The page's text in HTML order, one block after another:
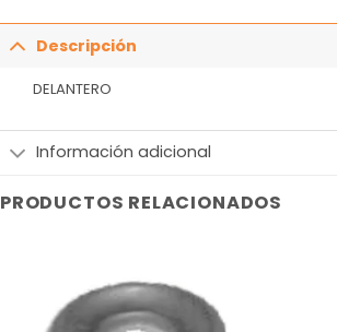
Descripción
DELANTERO
Información adicional
PRODUCTOS RELACIONADOS